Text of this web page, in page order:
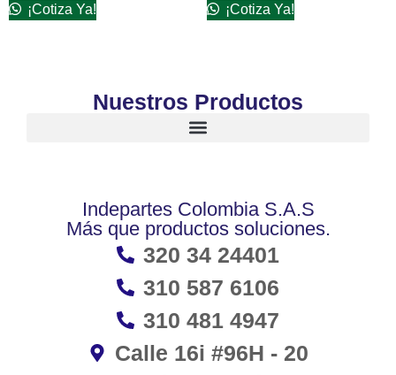
¡Cotiza Ya! ¡Cotiza Ya!
Nuestros Productos
Indepartes Colombia S.A.S
Más que productos soluciones.
320 34 24401
310 587 6106
310 481 4947
Calle 16i #96H - 20